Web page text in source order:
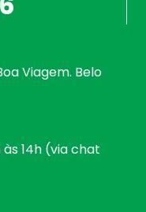
Viagem. Belo
às 14h (via chat